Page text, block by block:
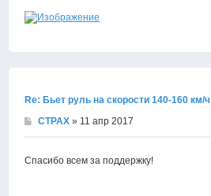
Re: Бьет руль на скорости 140-160 км/ч
CTPAX » 11 апр 2017
Спасибо всем за поддержку!